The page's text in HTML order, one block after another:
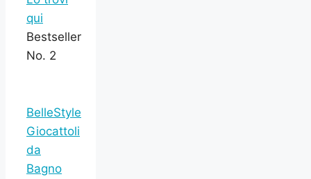
qui
Bestseller
No. 2
BelleStyle
Giocattoli
da
Bagno